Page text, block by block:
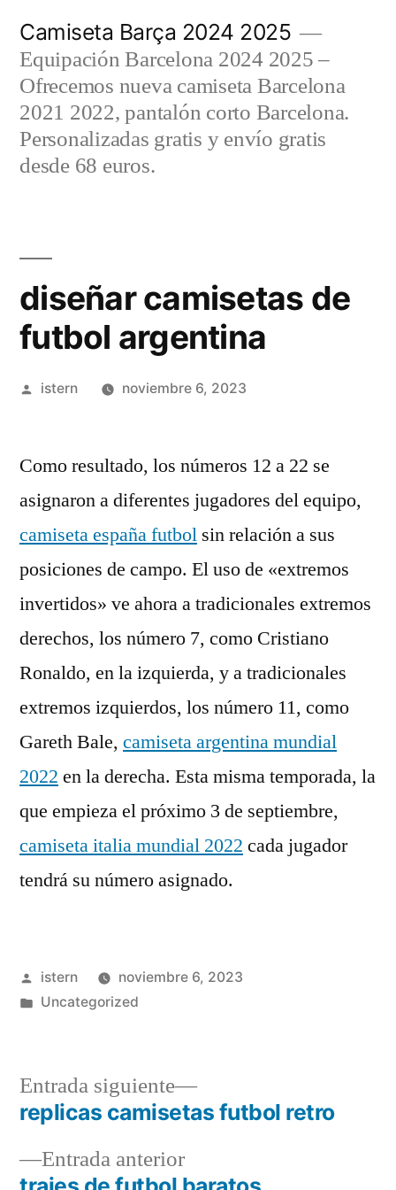
contenido
Camiseta Barça 2024 2025
Equipación Barcelona 2024 2025 –
Ofrecemos nueva camiseta Barcelona
2021 2022, pantalón corto Barcelona.
Personalizadas gratis y envío gratis
desde 68 euros.
diseñar camisetas de
futbol argentina
Publicado
istern noviembre 6, 2023
Como resultado, los números 12 a 22 se
asignaron a diferentes jugadores del equipo,
camiseta españa futbol sin relación a sus
posiciones de campo. El uso de «extremos
invertidos» ve ahora a tradicionales extremos
derechos, los número 7, como Cristiano
Ronaldo, en la izquierda, y a tradicionales
extremos izquierdos, los número 11, como
Gareth Bale, camiseta argentina mundial
2022 en la derecha. Esta misma temporada, la
que empieza el próximo 3 de septiembre,
camiseta italia mundial 2022 cada jugador
tendrá su número asignado.
Publicado
por
istern
noviembre 6, 2023
Publicado
Uncategorized
Navegación
deEntrada anteriorEntrada
Entrada siguiente
Entrada
siguiente:
replicas camisetas futbol retro